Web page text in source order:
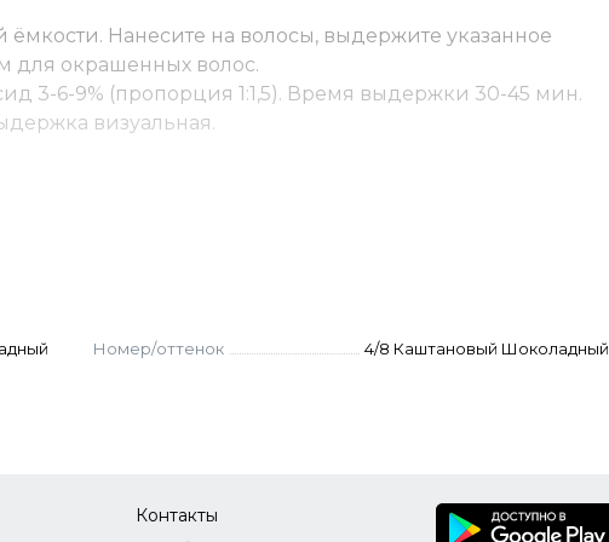
Нанесите на волосы, выдержите указанное
для окрашенных волос.
3-6-9% (пропорция 1:1,5). Время выдержки 30-45 мин.
визуальная.
распределить эмульгирующей техникой.
Номер/оттенок 4/8 Каштановый Шоколадный
Контакты